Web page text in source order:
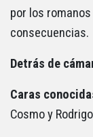
por los
consecuencias.
Detrás de
Caras
Cosmo y